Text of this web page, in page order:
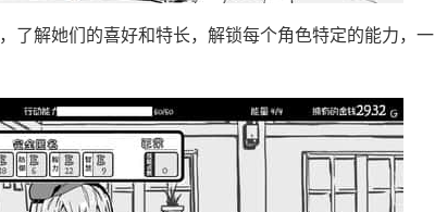
了解她们的喜好和特长，解锁每个角色特定的能力，一